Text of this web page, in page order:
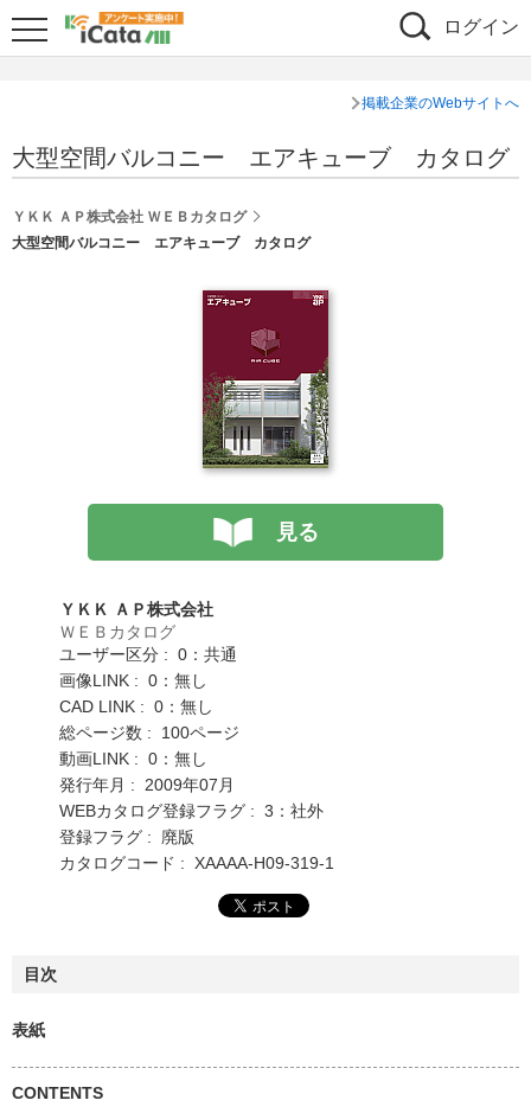
ログイン
掲載企業のWebサイトへ
大型空間バルコニー エアキューブ カタログ
ＹＫＫ ＡＰ株式会社 ＷＥＢカタログ
大型空間バルコニー エアキューブ カタログ
見る
ＹＫＫ ＡＰ株式会社
ＷＥＢカタログ
ユーザー区分 : 0：共通
画像LINK : 0：無し
CAD LINK : 0：無し
総ページ数 : 100ページ
動画LINK : 0：無し
発行年月 : 2009年07月
WEBカタログ登録フラグ : 3：社外
登録フラグ : 廃版
カタログコード : XAAAA-H09-319-1
目次
表紙
CONTENTS